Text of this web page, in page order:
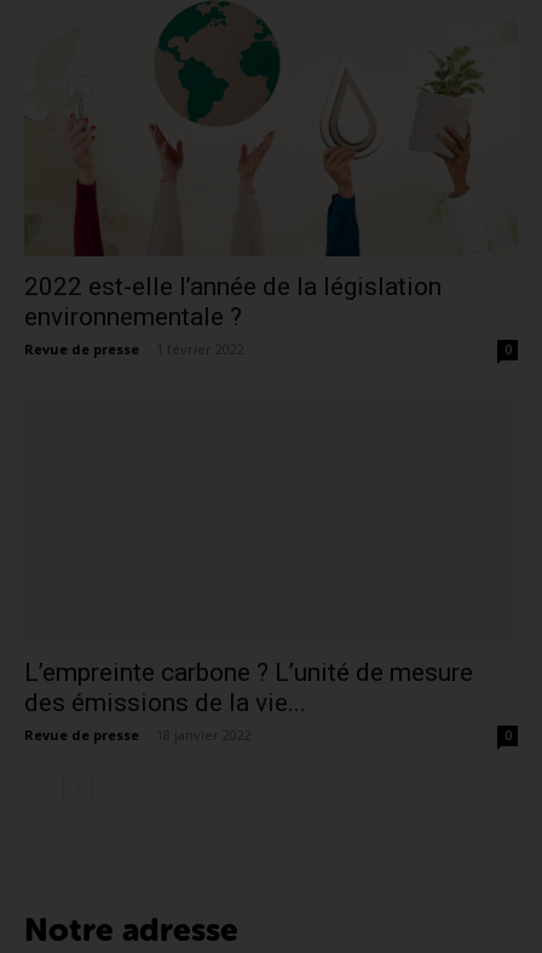
2022 est-elle l’année de la législation
environnementale ?
Revue de presse 1 février 2022 0
L’empreinte carbone ? L’unité de mesure
des émissions de la vie...
Revue de presse 0
Notre adresse